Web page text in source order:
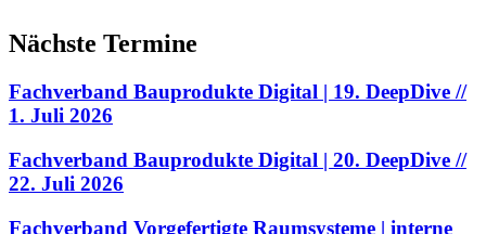
Nächste Termine
Fachverband Bauprodukte Digital | 19. DeepDive //
1. Juli 2026
Fachverband Bauprodukte Digital | 20. DeepDive //
22. Juli 2026
Fachverband Vorgefertigte Raumsysteme | interne